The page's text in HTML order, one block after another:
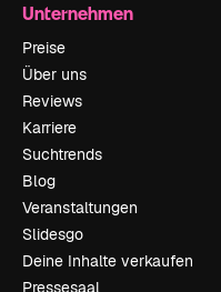
Unternehmen
Preise
Über uns
Reviews
Karriere
Suchtrends
Blog
Veranstaltungen
Slidesgo
Deine Inhalte verkaufen
Pressesaal